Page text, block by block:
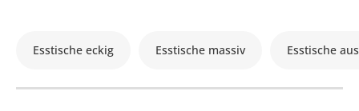
Esstische eckig Esstische massiv Esstische